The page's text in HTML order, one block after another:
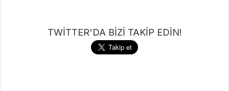
TWİTTER'DA BİZİ TAKİP EDİN!